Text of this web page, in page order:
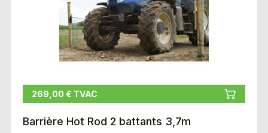
269,00 € TVAC
Barrière Hot Rod 2 battants 3,7m